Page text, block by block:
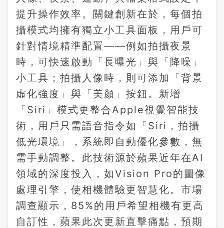
提升操作效率。關鍵創新在於，每個拍
攝模式均擁有獨立小工具面板，用戶可
針對情境精準配置——例如拍攝夜景
時，可快速啟動「長曝光」與「降噪」
小工具；拍攝人像時，則可添加「背景
虛化強度」與「美顏」按鈕。新增
「Siri」模式更整合Apple視覺智能技
術，用戶只需語音指令如「Siri，拍攝
低光環境」，系統即自動優化參數，無
需手動調整。此技術源於蘋果近年在AI
領域的深度投入，如Vision Pro的圖像
處理引擎，使相機體驗更智慧化。市場
調查顯示，85%的用戶希望相機有更高
自訂性，蘋果此次更新直擊痛點，預期